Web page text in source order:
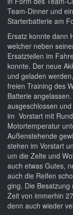
Team-Dinner und
Starterbatterie am
Ersatz konnte dann
welcher neben
Ersatzteilen im
konnte. Der neue
und geladen
freien Training des
Batterie
ausgeschlossen
im Vorstart mit
Motortemperatur
Außenstehende
stehen im Vorstart
um die Zelte und
auch etwas Gutes,
auch die Reifen
ging. Die
Zeit von immerhin
denn auch wieder